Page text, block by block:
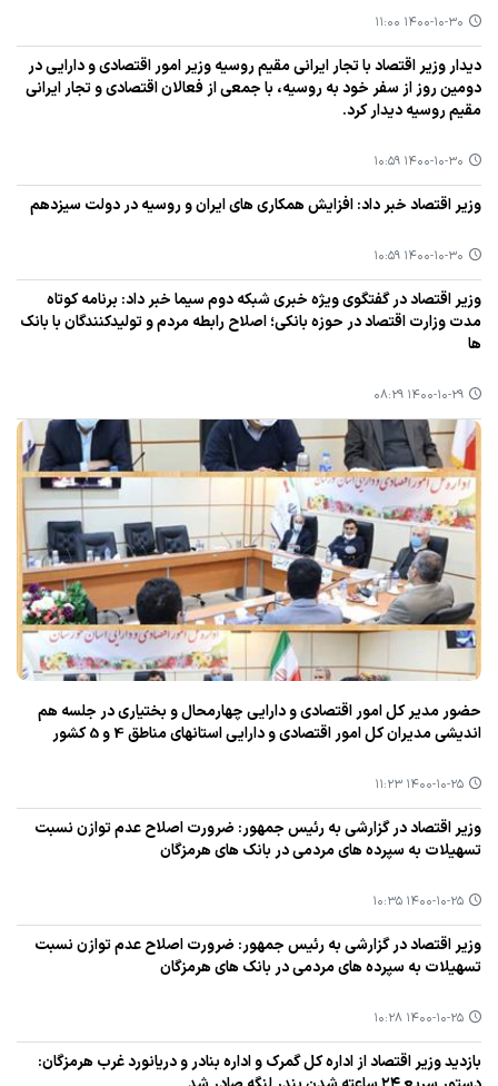
۱۴۰۰-۱۰-۳۰ ۱۱:۰۰
دیدار وزیر اقتصاد با تجار ایرانی مقیم روسیه وزیر امور اقتصادی و دارایی در
دومین روز از سفر خود به روسیه، با جمعی از فعالان اقتصادی و تجار ایرانی
مقیم روسیه دیدار كرد.
۱۴۰۰-۱۰-۳۰ ۱۰:۵۹
وزیر اقتصاد خبر داد: افزایش همكاری های ایران و روسیه در دولت سیزدهم
۱۴۰۰-۱۰-۳۰ ۱۰:۵۹
وزیر اقتصاد در گفتگوی ویژه خبری شبكه دوم سیما خبر داد: برنامه كوتاه
مدت وزارت اقتصاد در حوزه بانكی؛ اصلاح رابطه مردم و تولیدكنندگان با بانك
ها
۱۴۰۰-۱۰-۲۹ ۰۸:۲۹
حضور مدیر كل امور اقتصادی و دارایی چهارمحال و بختیاری در جلسه هم
اندیشی مدیران كل امور اقتصادی و دارایی استانهای مناطق 4 و 5 كشور
۱۴۰۰-۱۰-۲۵ ۱۱:۲۳
وزیر اقتصاد در گزارشی به رئیس جمهور: ضرورت اصلاح عدم توازن نسبت
تسهیلات به سپرده های مردمی در بانك های هرمزگان
۱۴۰۰-۱۰-۲۵ ۱۰:۳۵
وزیر اقتصاد در گزارشی به رئیس جمهور: ضرورت اصلاح عدم توازن نسبت
تسهیلات به سپرده های مردمی در بانك های هرمزگان
۱۴۰۰-۱۰-۲۵ ۱۰:۲۸
بازدید وزیر اقتصاد از اداره كل گمرك و اداره بنادر و دریانورد غرب هرمزگان: